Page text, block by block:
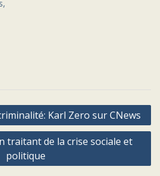
Karl Zero sur CNews
traitant de la crise sociale et
politique